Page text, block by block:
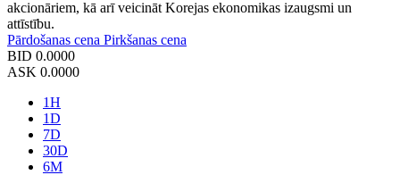
akcionāriem, kā arī veicināt Korejas ekonomikas izaugsmi un
attīstību.
Pārdošanas cena Pirkšanas cena
BID 0.0000
ASK 0.0000
1H
1D
7D
30D
6M